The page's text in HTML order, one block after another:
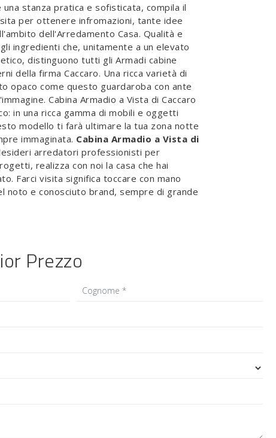
una stanza pratica e sofisticata, compila il
per ottenere infromazioni, tante idee
dell'Arredamento Casa. Qualità e
ingredienti che, unitamente a un elevato
distinguono tutti gli Armadi cabine
della firma Caccaro. Una ricca varietà di
opaco come questo guardaroba con ante
Cabina Armadio a Vista di Caccaro
in una ricca gamma di mobili e oggetti
modello ti farà ultimare la tua zona notte
immaginata. Cabina Armadio a Vista di
arredatori professionisti per
realizza con noi la casa che hai
Farci visita significa toccare con mano
noto e conosciuto brand, sempre di grande
Prezzo